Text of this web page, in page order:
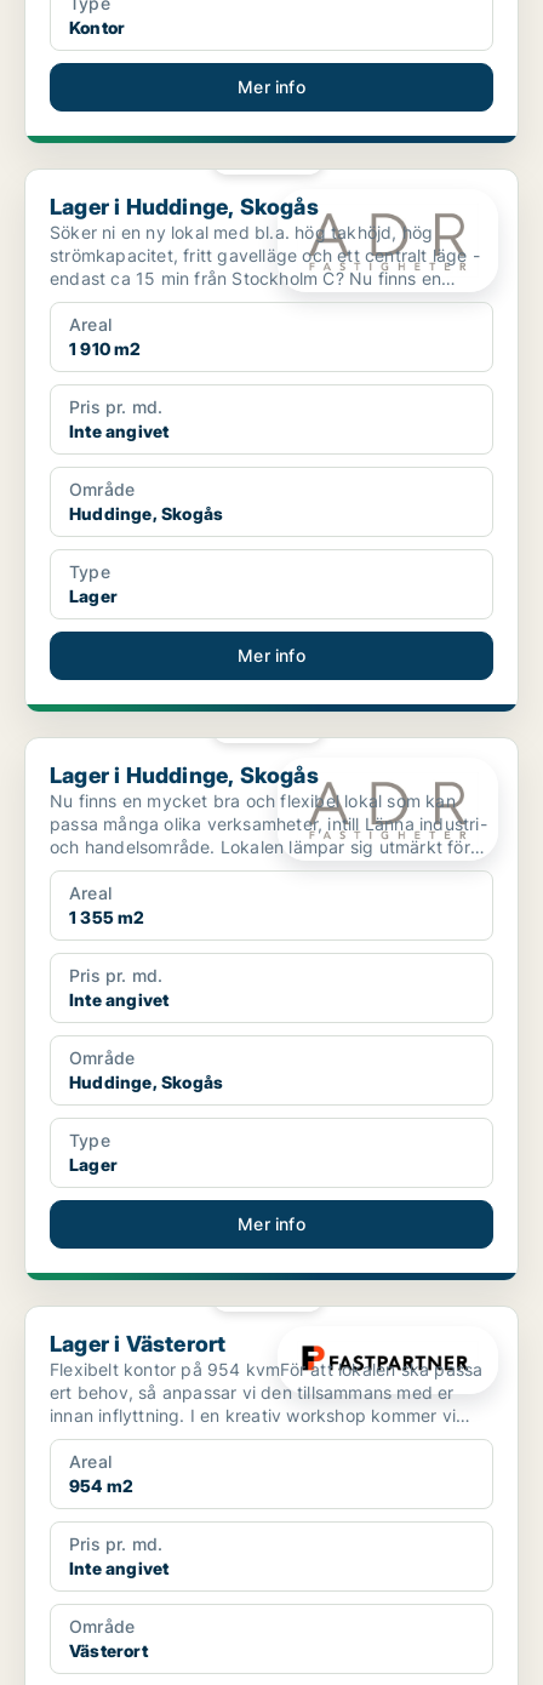
Kontor
Mer info
Lager i Huddinge, Skogås
Lager i Huddinge, Skogås
Söker ni en ny lokal med bl.a. hög takhöjd, hög
strömkapacitet, fritt gavelläge och ett centralt läge -
endast ca 15 min från Stockholm C? Nu finns en
myc...
Areal
1 910 m2
Pris pr. md.
Inte angivet
Område
Huddinge, Skogås
Type
Lager
Mer info
Lager i Huddinge, Skogås
Lager i Huddinge, Skogås
Nu finns en mycket bra och flexibel lokal som kan
passa många olika verksamheter, intill Länna industri-
och handelsområde. Lokalen lämpar sig utmärkt för
la...
Areal
1 355 m2
Pris pr. md.
Inte angivet
Område
Huddinge, Skogås
Type
Lager
Mer info
Lager i Västerort
Lager i Västerort
Flexibelt kontor på 954 kvmFör att lokalen ska passa
ert behov, så anpassar vi den tillsammans med er
innan inflyttning. I en kreativ workshop kommer vi
fram...
Areal
954 m2
Pris pr. md.
Inte angivet
Område
Västerort